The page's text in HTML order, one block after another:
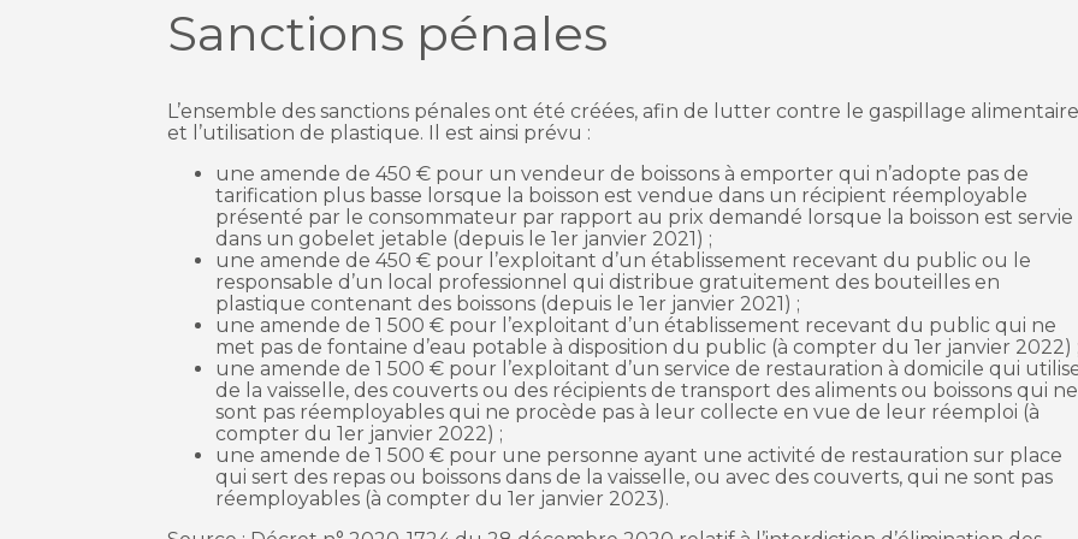
Sanctions pénales
L’ensemble des sanctions pénales ont été créées, afin de lutter contre le gaspillage alimentaire
et l’utilisation de plastique. Il est ainsi prévu :
une amende de 450 € pour un vendeur de boissons à emporter qui n’adopte pas de
tarification plus basse lorsque la boisson est vendue dans un récipient réemployable
présenté par le consommateur par rapport au prix demandé lorsque la boisson est servie
dans un gobelet jetable (depuis le 1er janvier 2021) ;
une amende de 450 € pour l’exploitant d’un établissement recevant du public ou le
responsable d’un local professionnel qui distribue gratuitement des bouteilles en
plastique contenant des boissons (depuis le 1er janvier 2021) ;
une amende de 1 500 € pour l’exploitant d’un établissement recevant du public qui ne
met pas de fontaine d’eau potable à disposition du public (à compter du 1er janvier 2022) ;
une amende de 1 500 € pour l’exploitant d’un service de restauration à domicile qui
de la vaisselle, des couverts ou des récipients de transport des aliments ou boissons qui ne
sont pas réemployables qui ne procède pas à leur collecte en vue de leur réemploi (à
compter du 1er janvier 2022) ;
une amende de 1 500 € pour une personne ayant une activité de restauration sur place
qui sert des repas ou boissons dans de la vaisselle, ou avec des couverts, qui ne sont pas
réemployables (à compter du 1er janvier 2023).